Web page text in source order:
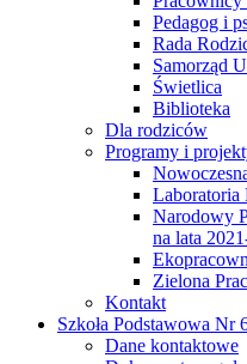
Pedagog i
Rada
Samorząd
Świetlica
Biblioteka
Dla rodziców
Programy i
Laboratoria
Narodowy
na lata
Zielona
Kontakt
Szkoła Podstawowa Nr
Dane kontaktowe